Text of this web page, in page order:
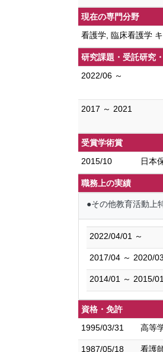
現在の専門分野
看護学, 臨床看護学
研究課題・受託研究
2022/06 ～
2017 ～ 2021
受賞学術賞
2015/10
日本
職務上の実績
●その他教育活動上
2022/04/01 ～
2017/04 ～ 2020/03
2014/01 ～ 2015/01
資格・免許
1995/03/31
高等
1987/05/18 看護